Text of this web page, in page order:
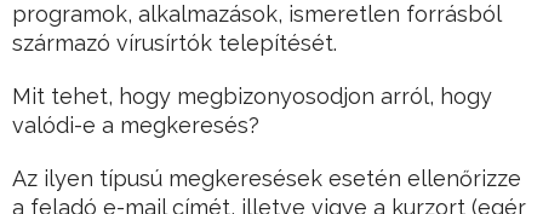
programok, alkalmazások, ismeretlen forrásból
származó vírusírtók telepítését.
Mit tehet, hogy megbizonyosodjon arról, hogy
valódi-e a megkeresés?
Az ilyen típusú megkeresések esetén ellenőrizze
a feladó e-mail címét, illetve vigye a kurzort (egér